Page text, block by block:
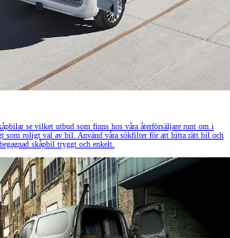
se vilket utbud som finns hos våra återförsäljare runt om i
som roligt val av bil. Använd våra sökfilter för att hitta rätt bil och
skåpbil tryggt och enkelt.